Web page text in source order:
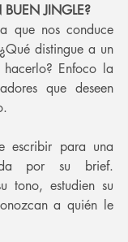
JINGLE?
que nos conduce
distingue a un
Enfoco la
que deseen
escribir para una
por su brief.
tono, estudien su
a quién le